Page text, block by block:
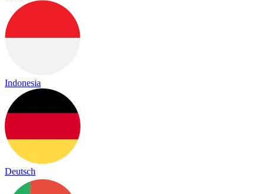
Indonesia
Deutsch